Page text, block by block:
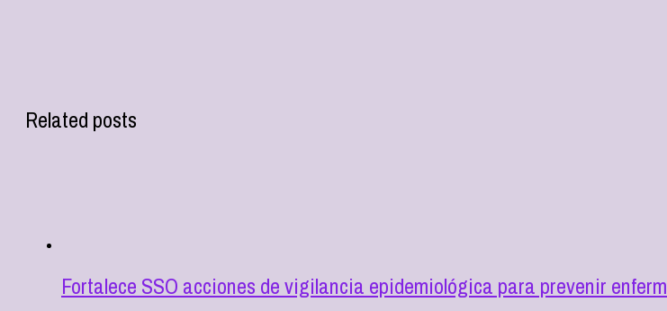
Related posts
Fortalece SSO acciones de vigilancia epidemiológica para prevenir